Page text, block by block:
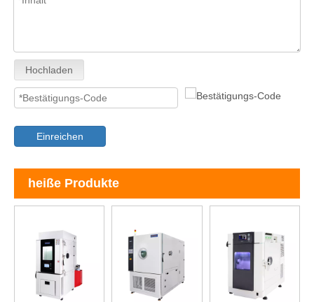
Hochladen
Einreichen
heiße Produkte